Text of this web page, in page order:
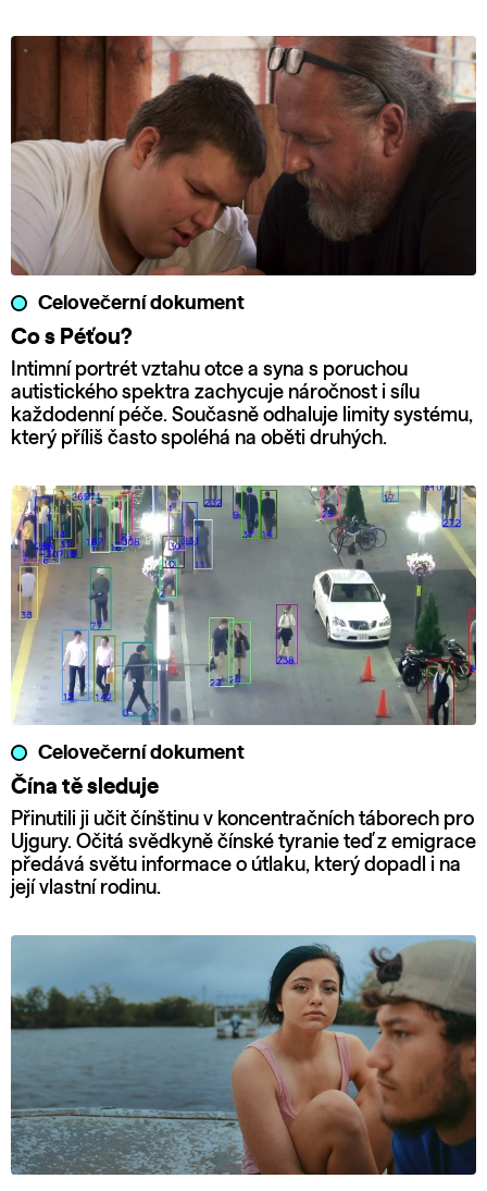
Celovečerní dokument
Co s Péťou?
Intimní portrét vztahu otce a syna s poruchou
autistického spektra zachycuje náročnost i sílu
každodenní péče. Současně odhaluje limity systému,
který příliš často spoléhá na oběti druhých.
Celovečerní dokument
Čína tě sleduje
Přinutili ji učit čínštinu v koncentračních táborech pro
Ujgury. Očitá svědkyně čínské tyranie teď z emigrace
předává světu informace o útlaku, který dopadl i na
její vlastní rodinu.